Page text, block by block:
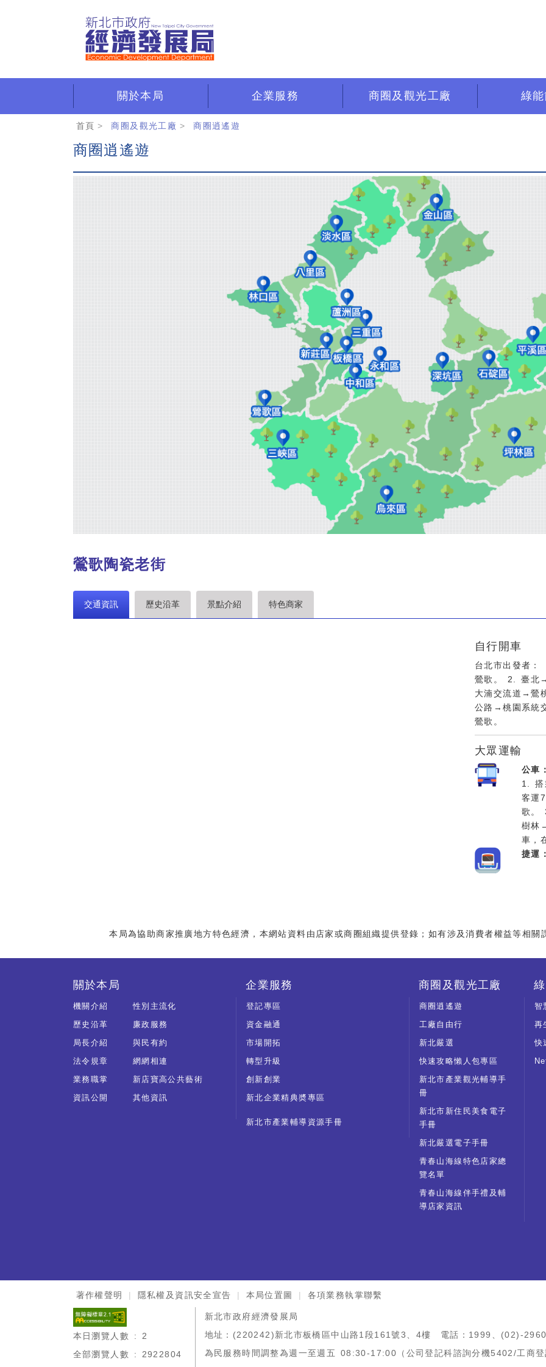
容
關於本局 企業服務 商圈及觀光工廠 綠
首頁 商圈及觀光工廠 商圈逍遙遊
商圈逍遙遊
鶯歌陶瓷老街
交通資訊 歷史沿革 景點介紹 特色商家
自行開車
台北市出發者
鶯歌。 2. 臺北
大湳交流道→鶯
公路→桃園系統
鶯歌。
大眾運輸
公車
1. 搭
客運
歌。
樹林
車，
捷運
本局為協助商家推廣地方特色經濟，本網站資料由店家或商圈組織提供登錄；如有涉及消費者權益等相
關於本局
機關介紹
歷史沿革
局長介紹
法令規章
業務職掌
資訊公開
性別主流化
廉政服務
與民有約
網網相連
新店寶高公共藝術
其他資訊
企業服務
登記專區
資金融通
市場開拓
轉型升級
創新創業
新北企業精典奬專區
新北市產業輔導資源手冊
商圈及觀光工廠
商圈逍遙遊
工廠自由行
新北嚴選
快速攻略懶人包專區
新北市產業觀光輔導手
冊
新北市新住民美食電子
手冊
新北嚴選電子手冊
青春山海線特色店家總
覽名單
青春山海線伴手禮及輔
導店家資訊
智
再
快
:::
著作權聲明 隱私權及資訊安全宣告 本局位置圖 各項業務執掌聯繫
本日瀏覽人數 : 2
全部瀏覽人數 : 2922804
新北市政府經濟發展局
地址：(220242)新北市板橋區中山路1段161號3、4樓 電話：1999、(02)-
為民服務時間調整為週一至週五 08:30-17:00（公司登記科諮詢分機5402/工商